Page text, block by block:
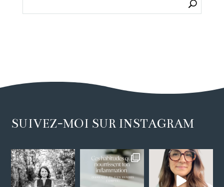
SUIVEZ-MOI SUR INSTAGRAM